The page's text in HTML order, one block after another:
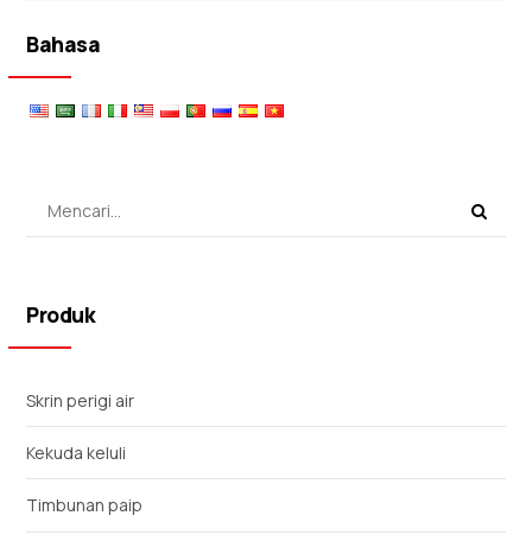
Bahasa
Produk
Skrin perigi air
Kekuda keluli
Timbunan paip